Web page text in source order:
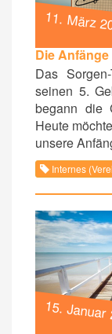
11. März
Die
Das
seinen 5.
begann die
Heute
unsere
Internes
15.